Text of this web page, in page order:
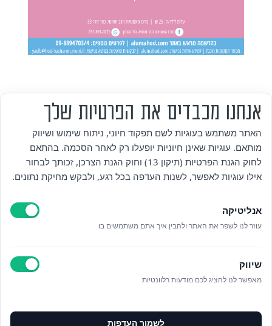
לפרטים נוספים בטלפון/הודעה
אזור אישי
מדיניות פרטיות
הצהרת נגישות
ניהול עוגיות
אנחנו מכבדים את הפרטיות שלך
האתר משתמש בעוגיות לשם תפקוד חיוני, ניתוח שימוש ושיווק
מותאם. עוגיות שאינן חיוניות יופעלו רק לאחר הסכמה. בהתאם
לחוק הגנת הפרטיות (תיקון 13) וחוק הגנת הצרכן, זכותך לבחור
אילו עוגיות לאפשר, לשנות העדפה בכל רגע, ולבקש מחיקת נתונים.
אנליטיקה
עוזר לנו לשפר את האתר ולהבין איך אתם משתמשים בו
שיווק
מאפשר לנו להציג לכם מודעות רלוונטיות
לשמור העדפות